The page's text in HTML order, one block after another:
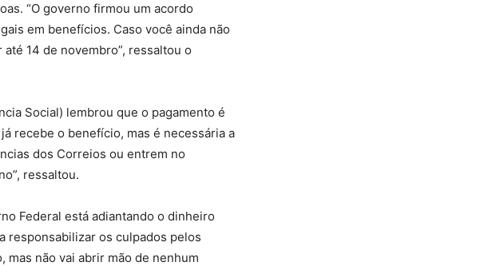
“O governo firmou um acordo
em benefícios. Caso você ainda não
14 de novembro”, ressaltou o
Social) lembrou que o pagamento é
recebe o benefício, mas é necessária a
dos Correios ou entrem no
ressaltou.
Federal está adiantando o dinheiro
responsabilizar os culpados pelos
mas não vai abrir mão de nenhum